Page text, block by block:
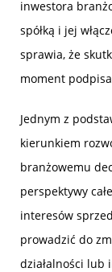
inwestora
spółką i jej
sprawia, że
moment
Jednym z
kierunkiem
branżowemu
perspektywy
interesów
prowadzić do
działalności lub